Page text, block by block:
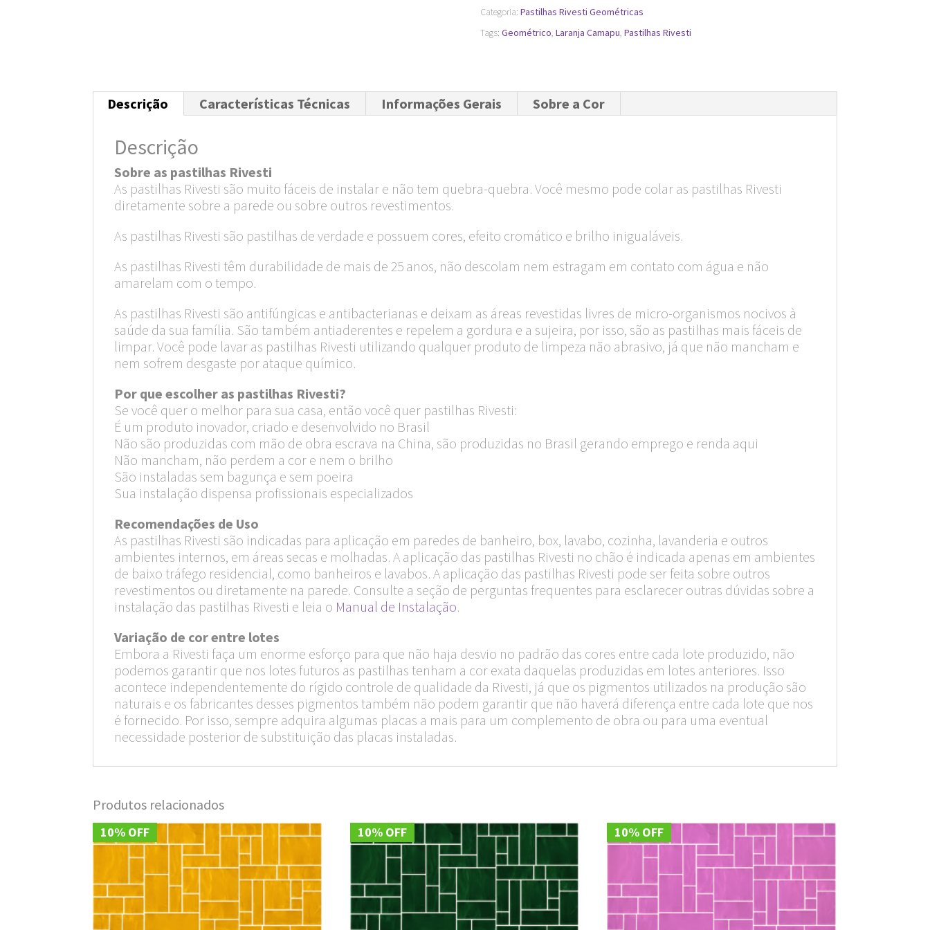
cm
quantidade
Categoria: Pastilhas Rivesti Geométricas
Tags: Geométrico, Laranja Camapu, Pastilhas Rivesti
Descrição Características Técnicas Informações Gerais Sobre a Cor
Descrição
Sobre as pastilhas Rivesti
As pastilhas Rivesti são muito fáceis de instalar e não tem quebra-quebra. Você mesmo pode colar as pastilhas Rivesti
diretamente sobre a parede ou sobre outros revestimentos.
As pastilhas Rivesti são pastilhas de verdade e possuem cores, efeito cromático e brilho inigualáveis.
As pastilhas Rivesti têm durabilidade de mais de 25 anos, não descolam nem estragam em contato com água e não
amarelam com o tempo.
As pastilhas Rivesti são antifúngicas e antibacterianas e deixam as áreas revestidas livres de micro-organismos nocivos à
saúde da sua família. São também antiaderentes e repelem a gordura e a sujeira, por isso, são as pastilhas mais fáceis de
limpar. Você pode lavar as pastilhas Rivesti utilizando qualquer produto de limpeza não abrasivo, já que não mancham e
nem sofrem desgaste por ataque químico.
Por que escolher as pastilhas Rivesti?
Se você quer o melhor para sua casa, então você quer pastilhas Rivesti:
É um produto inovador, criado e desenvolvido no Brasil
Não são produzidas com mão de obra escrava na China, são produzidas no Brasil gerando emprego e renda aqui
Não mancham, não perdem a cor e nem o brilho
São instaladas sem bagunça e sem poeira
Sua instalação dispensa profissionais especializados
Recomendações de Uso
As pastilhas Rivesti são indicadas para aplicação em paredes de banheiro, box, lavabo, cozinha, lavanderia e outros
ambientes internos, em áreas secas e molhadas. A aplicação das pastilhas Rivesti no chão é indicada apenas em ambientes
de baixo tráfego residencial, como banheiros e lavabos. A aplicação das pastilhas Rivesti pode ser feita sobre outros
revestimentos ou diretamente na parede. Consulte a seção de perguntas frequentes para esclarecer outras dúvidas sobre a
instalação das pastilhas Rivesti e leia o Manual de Instalação.
Variação de cor entre lotes
Embora a Rivesti faça um enorme esforço para que não haja desvio no padrão das cores entre cada lote produzido, não
podemos garantir que nos lotes futuros as pastilhas tenham a cor exata daquelas produzidas em lotes anteriores. Isso
acontece independentemente do rígido controle de qualidade da Rivesti, já que os pigmentos utilizados na produção são
naturais e os fabricantes desses pigmentos também não podem garantir que não haverá diferença entre cada lote que nos
é fornecido. Por isso, sempre adquira algumas placas a mais para um complemento de obra ou para uma eventual
necessidade posterior de substituição das placas instaladas.
Produtos relacionados
10% OFF 10% OFF 10% OFF